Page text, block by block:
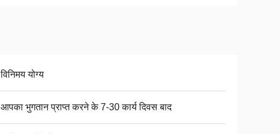
विनिमय योग्य
आपका भुगतान प्राप्त करने के 7-30 कार्य दिवस बाद